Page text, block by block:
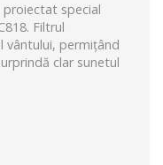
proiectat special
Filtrul
vântului, permițând
clar sunetul